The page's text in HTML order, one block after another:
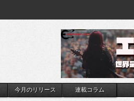
今月のリリース 連載コラム